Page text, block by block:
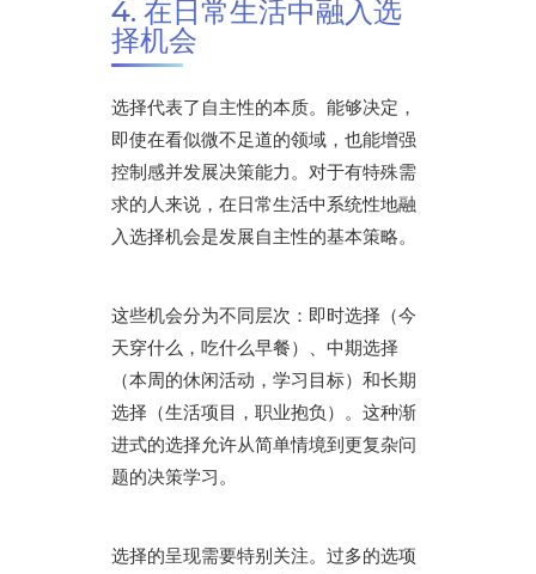
4. 在日常生活中融入选
择机会
选择代表了自主性的本质。能够决定，
即使在看似微不足道的领域，也能增强
控制感并发展决策能力。对于有特殊需
求的人来说，在日常生活中系统性地融
入选择机会是发展自主性的基本策略。
这些机会分为不同层次：即时选择（今
天穿什么，吃什么早餐）、中期选择
（本周的休闲活动，学习目标）和长期
选择（生活项目，职业抱负）。这种渐
进式的选择允许从简单情境到更复杂问
题的决策学习。
选择的呈现需要特别关注。过多的选项